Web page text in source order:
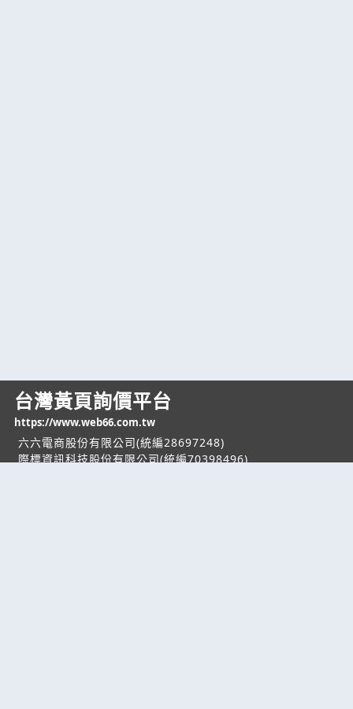
台灣黃頁詢價平台
https://www.web66.com.tw
六六電商股份有限公司(統編28697248)
際標資訊科技股份有限公司(統編70398496)